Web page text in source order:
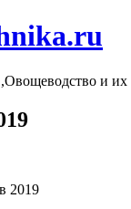
,Овощеводство и
2019